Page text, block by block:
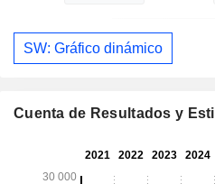
SW: Gráfico dinámico
Cuenta de Resultados y